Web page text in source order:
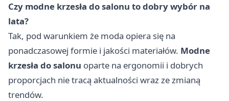
Czy modne krzesła do salonu to dobry wybór na
lata?
Tak, pod warunkiem że moda opiera się na
ponadczasowej formie i jakości materiałów. Modne
krzesła do salonu oparte na ergonomii i dobrych
proporcjach nie tracą aktualności wraz ze zmianą
trendów.